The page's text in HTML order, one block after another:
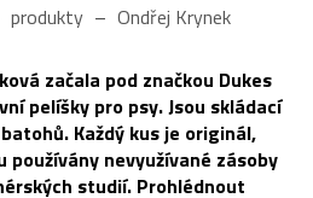
produkty Ondřej Krynek
začala pod značkou Dukes
pelíšky pro psy. Jsou skládací
Každý kus je originál,
používány nevyužívané zásoby
studií. Prohlédnout